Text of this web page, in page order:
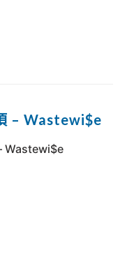
– Wastewi$e
Wastewi$e